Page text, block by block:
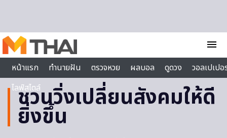
menu
หน้าแรก
ทำนายฝัน ตรวจหวย ผลบอล ดูดวง
วอลเปเป
ไลฟ์สไตล์
ชวนวิ่งเปลี่ยนสังคมให้ดี
ยิ่งขึ้น